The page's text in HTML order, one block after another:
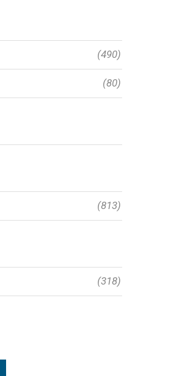
(490)
(80)
(813)
(318)